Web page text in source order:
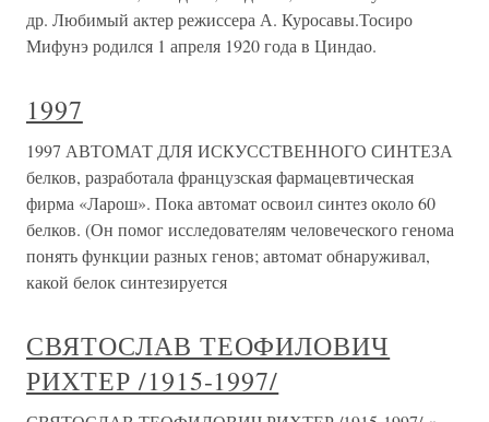
др. Любимый актер режиссера А. Куросавы.Тосиро
Мифунэ родился 1 апреля 1920 года в Циндао.
1997
1997 АВТОМАТ ДЛЯ ИСКУССТВЕННОГО СИНТЕЗА
белков, разработала французская фармацевтическая
фирма «Ларош». Пока автомат освоил синтез около 60
белков. (Он помог исследователям человеческого генома
понять функции разных генов; автомат обнаруживал,
какой белок синтезируется
СВЯТОСЛАВ ТЕОФИЛОВИЧ
РИХТЕР /1915-1997/